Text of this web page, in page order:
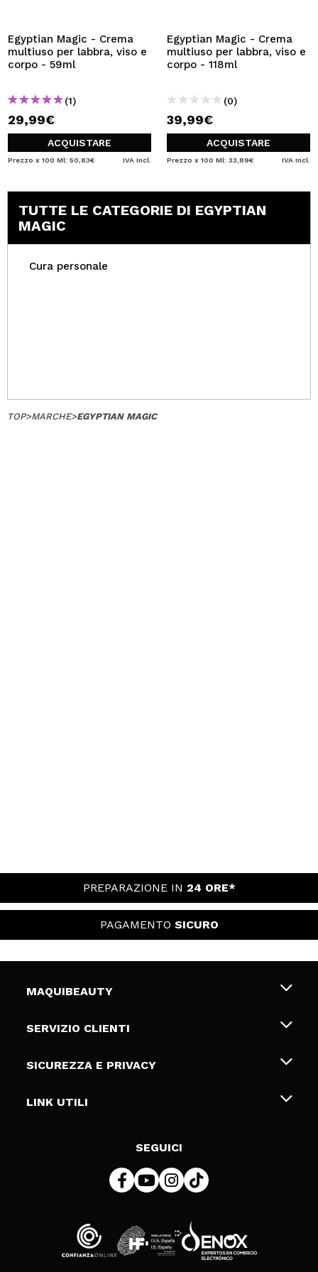
Creando un account su Maquibeauty.it potrai fare i tuoi
acquisti velocemente, controllare lo stato dei tuoi ordini e
consultare le tue operazioni precedenti.
CREARE UN ACCOUNT
Egyptian Magic - Crema
multiuso per labbra, viso e
corpo - 59ml
(1)
29,99€
ACQUISTARE
Prezzo x 100 Ml: 50,83€ IVA Incl.
Egyptian Magic - Crema
multiuso per labbra, viso e
corpo - 118ml
(0)
39,99€
ACQUISTARE
Prezzo x 100 Ml: 33,89€ IVA Incl.
TUTTE LE CATEGORIE DI EGYPTIAN
MAGIC
Cura personale
TOP>MARCHE>EGYPTIAN MAGIC
PREPARAZIONE IN 24 ORE*
PAGAMENTO SICURO
MAQUIBEAUTY
Chi siamo
Gift Cards
SERVIZIO CLIENTI
Spedizioni & Resi
Metodi di pagamamento
SICUREZZA E PRIVACY
Termini e condizioni
LINK UTILI
SEGUICI